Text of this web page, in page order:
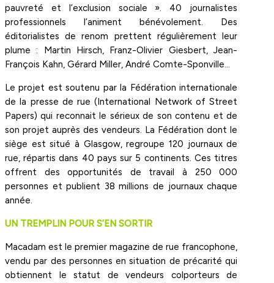
pauvreté et l’exclusion sociale ». 40 journalistes
professionnels l’animent bénévolement. Des
éditorialistes de renom prettent régulièrement leur
plume : Martin Hirsch, Franz-Olivier Giesbert, Jean-
François Kahn, Gérard Miller, André Comte-Sponville…
Le projet est soutenu par la Fédération internationale
de la presse de rue (International Network of Street
Papers) qui reconnait le sérieux de son contenu et de
son projet auprès des vendeurs. La Fédération dont le
siège est situé à Glasgow, regroupe 120 journaux de
rue, répartis dans 40 pays sur 5 continents. Ces titres
offrent des opportunités de travail à 250 000
personnes et publient 38 millions de journaux chaque
année.
UN TREMPLIN POUR S’EN SORTIR
Macadam est le premier magazine de rue francophone,
vendu par des personnes en situation de précarité qui
obtiennent le statut de vendeurs colporteurs de